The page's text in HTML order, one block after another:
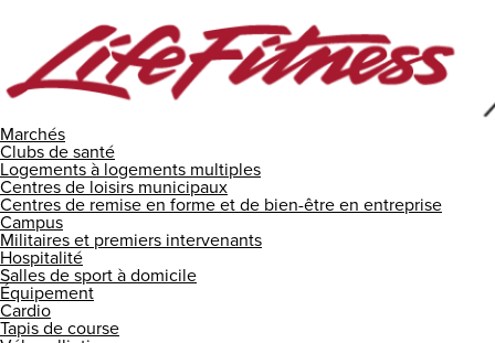
Marchés
Clubs de santé
Logements à logements multiples
Centres de loisirs municipaux
Centres de remise en forme et de bien-être en entreprise
Campus
Militaires et premiers intervenants
Hospitalité
Salles de sport à domicile
Équipement
Cardio
Tapis de course